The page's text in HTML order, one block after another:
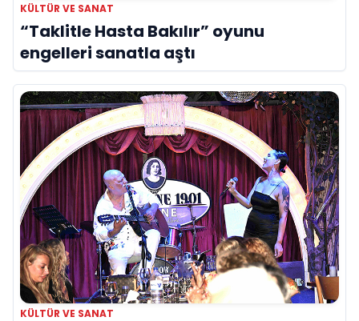
KÜLTÜR VE SANAT
“Taklitle Hasta Bakılır” oyunu
engelleri sanatla aştı
KÜLTÜR VE SANAT